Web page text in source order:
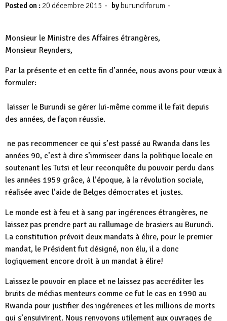
Posted on : 20 décembre 2015 - by burundiforum -
Monsieur le Ministre des Affaires étrangères,
Monsieur Reynders,
Par la présente et en cette fin d’année, nous avons pour vœux à
formuler:
laisser le Burundi se gérer lui-même comme il le fait depuis
des années, de façon réussie.
ne pas recommencer ce qui s’est passé au Rwanda dans les
années 90, c’est à dire s’immiscer dans la politique locale en
soutenant les Tutsi et leur reconquête du pouvoir perdu dans
les années 1959 grâce, à l’époque, à la révolution sociale,
réalisée avec l’aide de Belges démocrates et justes.
Le monde est à feu et à sang par ingérences étrangères, ne
laissez pas prendre part au rallumage de brasiers au Burundi.
La constitution prévoit deux mandats à élire, pour le premier
mandat, le Président fut désigné, non élu, il a donc
logiquement encore droit à un mandat à élire!
Laissez le pouvoir en place et ne laissez pas accréditer les
bruits de médias menteurs comme ce fut le cas en 1990 au
Rwanda pour justifier des ingérences et les millions de morts
qui s’ensuivirent. Nous renvoyons utilement aux ouvrages de